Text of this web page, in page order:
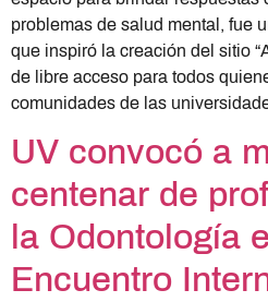
problemas de salud mental, fue
que inspiró la creación del sitio
de libre acceso para todos
comunidades de las
UV convocó a
centenar de
la Odontología
Encuentro